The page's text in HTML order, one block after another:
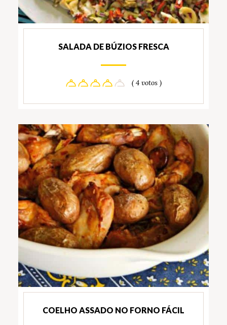
SALADA DE BÚZIOS FRESCA
( 4 votos )
COELHO ASSADO NO FORNO FÁCIL